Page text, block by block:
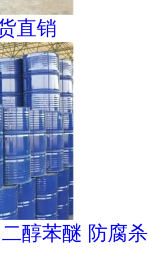
直销
醇苯醚 防腐杀